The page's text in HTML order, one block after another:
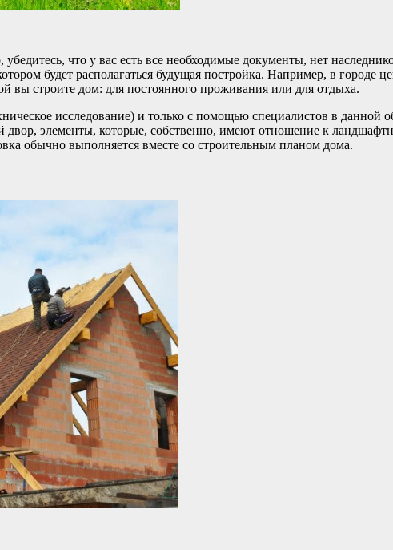
что у вас есть все необходимые документы, нет
будет располагаться будущая постройка. Например, в
вы строите дом: для постоянного проживания или для отдыха.
исследование) и только с помощью специалистов в
двор, элементы, которые, собственно, имеют отношение к
обычно выполняется вместе со строительным планом дома.